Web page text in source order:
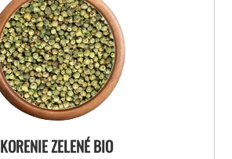
KORENIE ZELENÉ BIO